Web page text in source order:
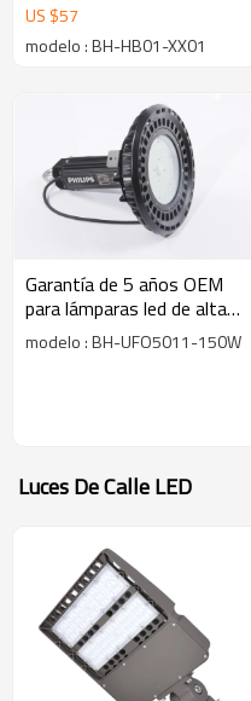
US $57
modelo : BH-HB01-XX01
Garantía de 5 años OEM
para lámparas led de alta
altura de 150w con
atenuación de 0 a 10
modelo : BH-UFO5011-150W
Luces De Calle LED